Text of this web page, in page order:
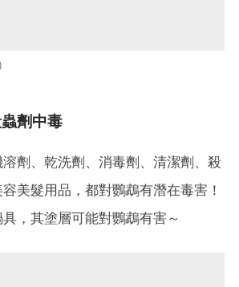
劑中毒
劑、乾洗劑、消毒劑、清潔劑、殺
美髮用品，都對鸚鵡有潛在毒害！
，其塗層可能對鸚鵡有害～